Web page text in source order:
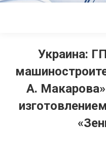
Украина:
А.